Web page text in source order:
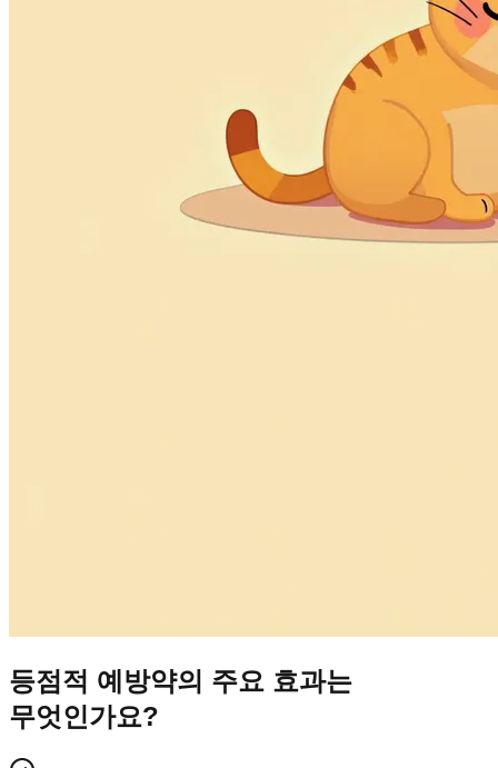
등점적 예방약의 주요 효과는
무엇인가요?